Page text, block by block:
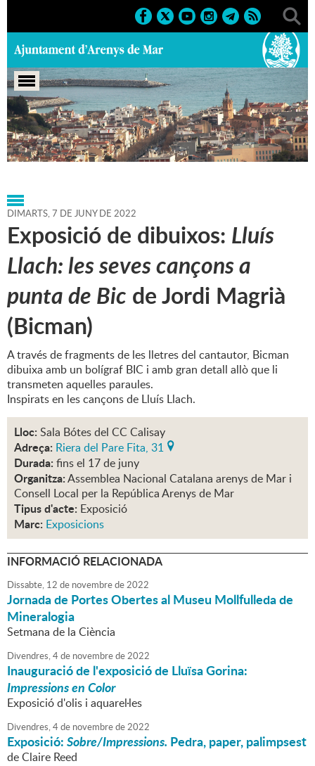
Portada > Agenda > 07-06-
2022 > Marcs > Culturals > 2022 > Exposicions
DIMARTS,7 DE JUNY DE 2022
Exposició de dibuixos: Lluís
Llach: les seves cançons a
punta de Bic de Jordi Magrià
(Bicman)
A través de fragments de les lletres del cantautor, Bicman
dibuixa amb un bolígraf BIC i amb gran detall allò que li
transmeten aquelles paraules.
Inspirats en les cançons de Lluís Llach.
Lloc: Sala Bótes del CC Calisay
Adreça: Riera del Pare Fita, 31
Durada: fins el 17 de juny
Organitza:Assemblea Nacional Catalana arenys de Mar i
Consell Local per la República Arenys de Mar
Tipus d'acte: Exposició
Marc: Exposicions
INFORMACIÓ RELACIONADA
Dissabte, 12 de novembrede2022
Jornada de Portes Obertes al Museu Mollfulleda de
Mineralogia
Setmana de la Ciència
Divendres,4de novembrede2022
Inauguració de l'exposició de Lluïsa Gorina:
Impressions en Color
Exposició d'olis i aquarel·les
Divendres,4de novembrede2022
Exposició:Sobre/Impressions. Pedra, paper, palimpsest
de Claire Reed